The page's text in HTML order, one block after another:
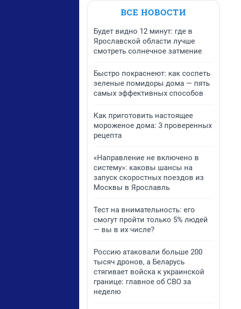
ВСЕ НОВОСТИ
Будет видно 12 минут: где в
Ярославской области лучше
смотреть солнечное затмение
Быстро покраснеют: как соспеть
зеленые помидоры дома — пять
самых эффективных способов
Как приготовить настоящее
мороженое дома: 3 проверенных
рецепта
«Направление не включено в
систему»: каковы шансы на
запуск скоростных поездов из
Москвы в Ярославль
Тест на внимательность: его
смогут пройти только 5% людей
— вы в их числе?
Россию атаковали больше 200
тысяч дронов, а Беларусь
стягивает войска к украинской
границе: главное об СВО за
неделю